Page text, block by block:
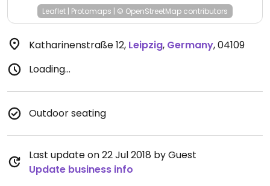
Leaflet | Protomaps | © OpenStreetMap contributors
Katharinenstraße 12, Leipzig, Germany,04109
Loading...
Outdoor seating
Last update on 22 Jul 2018 by Guest
Update business info